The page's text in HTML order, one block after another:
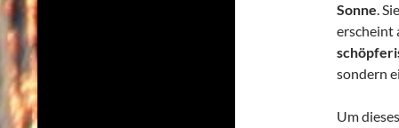
Sonne.
erscheint
sondern
Um